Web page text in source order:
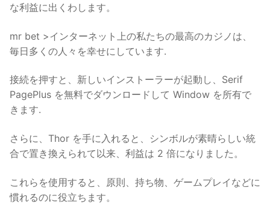
な利益に出くわします。
mr bet >インターネット上の私たちの最高のカジノは、
毎日多くの人々を幸せにしています.
接続を押すと、新しいインストーラーが起動し、Serif
PagePlus を無料でダウンロードして Window を所有で
きます.
さらに、Thor を手に入れると、シンボルが素晴らしい統
合で置き換えられて以来、利益は 2 倍になりました。
これらを使用すると、原則、持ち物、ゲームプレイなどに
慣れるのに役立ちます。